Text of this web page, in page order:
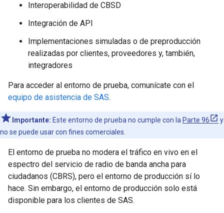
Interoperabilidad de CBSD
Integración de API
Implementaciones simuladas o de preproducción
realizadas por clientes, proveedores y, también,
integradores
Para acceder al entorno de prueba, comunícate con el
equipo de asistencia de SAS.
Importante: Este entorno de prueba no cumple con la Parte 96
y
no se puede usar con fines comerciales.
El entorno de prueba no modera el tráfico en vivo en el
espectro del servicio de radio de banda ancha para
ciudadanos (CBRS), pero el entorno de producción sí lo
hace. Sin embargo, el entorno de producción solo está
disponible para los clientes de SAS.